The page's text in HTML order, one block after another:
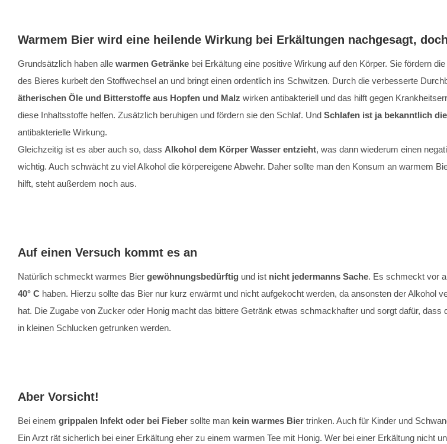
Warmem Bier wird eine heilende Wirkung bei Erkältungen nachgesagt,
Grundsätzlich haben alle warmen Getränke bei Erkältung eine positive Wirkung auf den Körper. Sie fördern die
des Bieres kurbelt den Stoffwechsel an und bringt einen ordentlich ins Schwitzen. Durch die verbesserte
ätherischen Öle und Bitterstoffe aus Hopfen und Malz wirken antibakteriell und das hilft gegen
diese Inhaltsstoffe helfen. Zusätzlich beruhigen und fördern sie den Schlaf. Und Schlafen ist ja bekanntlich
antibakterielle Wirkung.
Gleichzeitig ist es aber auch so, dass Alkohol dem Körper Wasser entzieht, was dann wiederum einen
wichtig. Auch schwächt zu viel Alkohol die körpereigene Abwehr. Daher sollte man den Konsum an warmem
hilft, steht außerdem noch aus.
Auf einen Versuch kommt es an
Natürlich schmeckt warmes Bier gewöhnungsbedürftig und ist nicht jedermanns Sache. Es schmeckt vor
40° C haben. Hierzu sollte das Bier nur kurz erwärmt und nicht aufgekocht werden, da ansonsten der Alkohol
hat. Die Zugabe von Zucker oder Honig macht das bittere Getränk etwas schmackhafter und sorgt dafür,
in kleinen Schlucken getrunken werden.
Aber Vorsicht!
Bei einem grippalen Infekt oder bei Fieber sollte man kein warmes Bier trinken. Auch für Kinder und
Ein Arzt rät sicherlich bei einer Erkältung eher zu einem warmen Tee mit Honig. Wer bei einer Erkältung nicht